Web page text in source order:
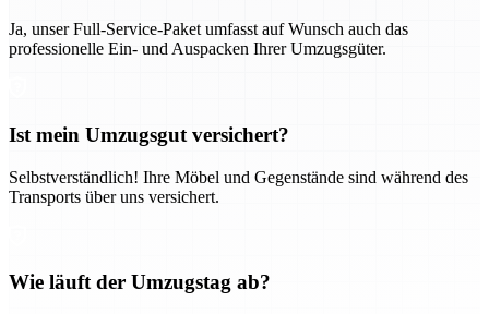
Ja, unser Full-Service-Paket umfasst auf Wunsch auch das
professionelle Ein- und Auspacken Ihrer Umzugsgüter.
Ist mein Umzugsgut versichert?
Selbstverständlich! Ihre Möbel und Gegenstände sind während des
Transports über uns versichert.
Wie läuft der Umzugstag ab?